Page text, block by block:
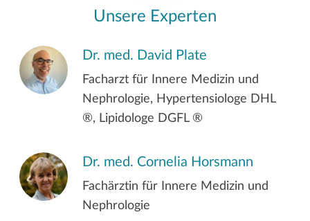
Intermittierende Peritonealdialyse
Hämodiafiltration
Dialyse für stationäre Patienten
Unsere Experten
Dr. med. David Plate
Facharzt für Innere Medizin und
Nephrologie, Hypertensiologe DHL
®, Lipidologe DGFL ®
Dr. med. Cornelia Horsmann
Fachärztin für Innere Medizin und
Nephrologie